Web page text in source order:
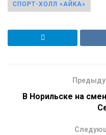
СПОРТ-ХОЛЛ «АЙКА»
В Норильске на